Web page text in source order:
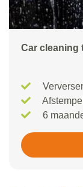
Car cleaning
6